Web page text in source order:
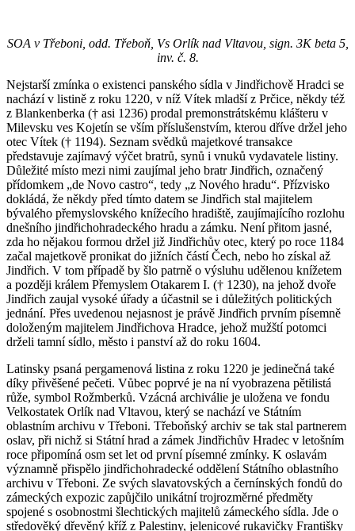
SOA v Třeboni, odd. Třeboň, Vs Orlík nad Vltavou, sign. 3K beta 5,
inv. č. 8.
Nejstarší zmínka o existenci panského sídla v Jindřichově Hradci se
nachází v listině z roku 1220, v níž Vítek mladší z Prčice, někdy též
z Blankenberka († asi 1236) prodal premonstrátskému klášteru v
Milevsku ves Kojetín se vším příslušenstvím, kterou dříve držel jeho
otec Vítek († 1194). Seznam svědků majetkové transakce
představuje zajímavý výčet bratrů, synů i vnuků vydavatele listiny.
Důležité místo mezi nimi zaujímal jeho bratr Jindřich, označený
přídomkem „de Novo castro“, tedy „z Nového hradu“. Přízvisko
dokládá, že někdy před tímto datem se Jindřich stal majitelem
bývalého přemyslovského knížecího hradiště, zaujímajícího rozlohu
dnešního jindřichohradeckého hradu a zámku. Není přitom jasné,
zda ho nějakou formou držel již Jindřichův otec, který po roce 1184
začal majetkově pronikat do jižních částí Čech, nebo ho získal až
Jindřich. V tom případě by šlo patrně o výsluhu udělenou knížetem
a později králem Přemyslem Otakarem I. († 1230), na jehož dvoře
Jindřich zaujal vysoké úřady a účastnil se i důležitých politických
jednání. Přes uvedenou nejasnost je právě Jindřich prvním písemně
doloženým majitelem Jindřichova Hradce, jehož mužští potomci
drželi tamní sídlo, město i panství až do roku 1604.
Latinsky psaná pergamenová listina z roku 1220 je jedinečná také
díky přivěšené pečeti. Vůbec poprvé je na ní vyobrazena pětilistá
růže, symbol Rožmberků. Vzácná archiválie je uložena ve fondu
Velkostatek Orlík nad Vltavou, který se nachází ve Státním
oblastním archivu v Třeboni. Třeboňský archiv se tak stal partnerem
oslav, při nichž si Státní hrad a zámek Jindřichův Hradec v letošním
roce připomíná osm set let od první písemné zmínky. K oslavám
významně přispělo jindřichohradecké oddělení Státního oblastního
archivu v Třeboni. Ze svých slavatovských a černínských fondů do
zámeckých expozic zapůjčilo unikátní trojrozměrné předměty
spojené s osobnostmi šlechtických majitelů zámeckého sídla. Jde o
středověký dřevěný kříž z Palestiny, jelenicové rukavičky Františky